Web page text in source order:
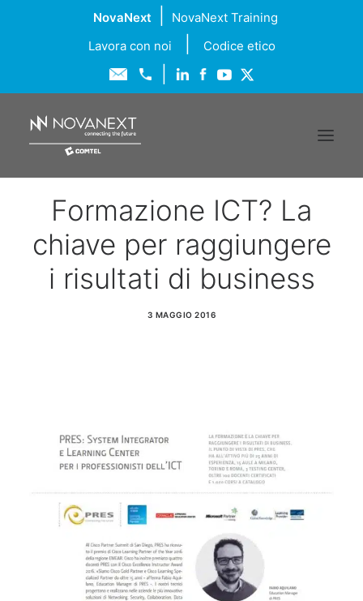
NovaNext
NovaNext Training
Lavora con noi
Codice etico
Chi siamo
Soluzioni
Servizi
RICERCA
Formazione ICT? La
chiave per raggiungere
i risultati di business
3 MAGGIO 2016